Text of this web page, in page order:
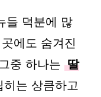
들 덕분에 많
에도 숨겨진
중 하나는 딸
는 상큼하고